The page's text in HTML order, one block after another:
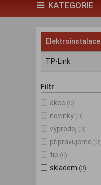
KATEGORIE
Elektroinstalace
TP-Link
Filtr
akce (0)
novinky (0)
výprodej (0)
připravujeme (0)
tip (0)
skladem (3)